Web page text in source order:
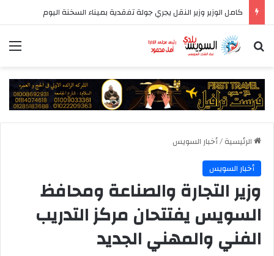
كامل الوزير وزير النقل يجري جولة تفقدية بميناء السخنة اليوم
بحث عن
الرئيسية/أخبار السويس
أخبار السويس
وزير التجارة والصناعة ومحافظ
السويس يفتتحان مركز التدريب
الفني والمهني الجديد